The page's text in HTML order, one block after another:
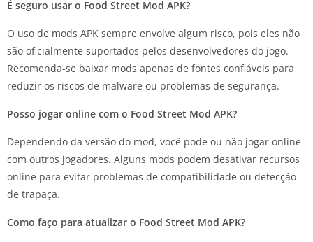
É seguro usar o Food Street Mod APK?
O uso de mods APK sempre envolve algum risco, pois eles não
são oficialmente suportados pelos desenvolvedores do jogo.
Recomenda-se baixar mods apenas de fontes confiáveis para
reduzir os riscos de malware ou problemas de segurança.
Posso jogar online com o Food Street Mod APK?
Dependendo da versão do mod, você pode ou não jogar online
com outros jogadores. Alguns mods podem desativar recursos
online para evitar problemas de compatibilidade ou detecção
de trapaça.
Como faço para atualizar o Food Street Mod APK?